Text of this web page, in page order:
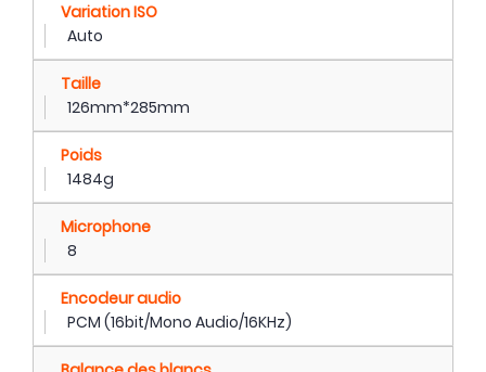
Variation ISO
Auto
Taille
126mm*285mm
Poids
1484g
Microphone
8
Encodeur audio
PCM (16bit/Mono Audio/16KHz)